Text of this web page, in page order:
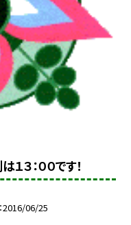
３：００です！
2016/06/25